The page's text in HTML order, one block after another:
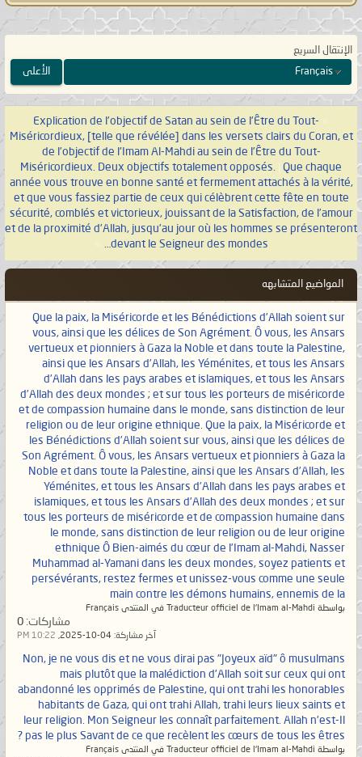
الإنتقال السريع
Français
الأعلى
«
Explication de l’objectif de Satan au sein de l’Être du Tout-
Miséricordieux, [telle que révélée] dans les versets clairs du Coran, et
de l’objectif de l'Imam Al-Mahdi au sein de l’Être du Tout-
Miséricordieux. Deux objectifs totalement opposés.
Que chaque
année vous trouve en bonne santé et fermement attachés à la vérité,
et que vous fassiez partie de ceux qui célèbrent cette fête en toute
sécurité, comblés et victorieux, jouissant de la Satisfaction, de l’amour
et de la proximité d’Allah, jusqu’au jour où les hommes se présenteront
devant le Seigneur des mondes…
»
المواضيع المتشابهه
Que la paix, la Miséricorde et les Bénédictions d’Allah soient sur
vous, ainsi que les délices de Son Agrément. Ô vous, les Ansars
vertueux et pionniers à Gaza la Noble et dans toute la Palestine,
ainsi que les Ansars d’Allah, les Yéménites, et tous les Ansars
d’Allah dans les pays arabes et islamiques, et tous les Ansars
d’Allah des deux mondes ; et sur tous les porteurs de miséricorde
et de compassion humaine dans le monde, sans distinction de leur
religion ou de leur origine ethnique. Que la paix, la Miséricorde et
les Bénédictions d’Allah soient sur vous, ainsi que les délices de
Son Agrément. Ô vous, les Ansars vertueux et pionniers à Gaza la
Noble et dans toute la Palestine, ainsi que les Ansars d’Allah, les
Yéménites, et tous les Ansars d’Allah dans les pays arabes et
islamiques, et tous les Ansars d’Allah des deux mondes ; et sur
tous les porteurs de miséricorde et de compassion humaine dans
le monde, sans distinction de leur religion ou de leur origine
ethnique Ô Bien-aimés du cœur de l’Imam al-Mahdi, Nasser
Muhammad al-Yamani dans les deux mondes, soyez patients et
persévérants, restez fermes et unissez-vous comme une seule
main contre les démons humains, ennemis de la
بواسطة Traducteur officiel de l'Imam al-Mahdi في المنتدى Français
مشاركات:
آخر مشاركة: 10:22 PM
Non, je ne vous dis et ne vous dirai pas "Joyeux aïd" ô musulmans
mais plutôt que la malédiction d'Allah soit sur ceux qui ont
abandonné les opprimés de Palestine, qui ont trahi les honorables
habitants de Gaza, qui ont trahi Allah, trahi leurs lieux saints et
leur religion. Mon Seigneur les connaît parfaitement. Allah n'est-Il
pas le plus Savant de ce que recèlent les cœurs de tous les êtres ?
بواسطة Traducteur officiel de l'Imam al-Mahdi في المنتدى Français